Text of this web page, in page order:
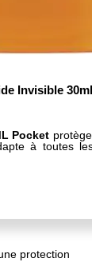
Invisible 30ml
Pocket
à toutes
protection